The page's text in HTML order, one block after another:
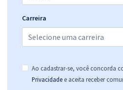
Carreira
Ao cadastrar-se, você concorda
Privacidade e aceita receber